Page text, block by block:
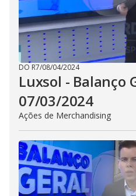
DO R7/08/04/2024
Luxsol - Balanço
07/03/2024
Ações de Merchandising